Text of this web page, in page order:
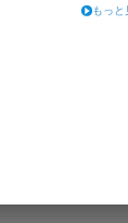
もっと